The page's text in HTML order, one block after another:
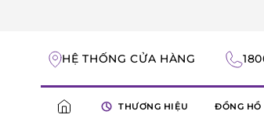
HỆ THỐNG CỬA HÀNG
THƯƠNG HIỆU ĐỒNG HỒ